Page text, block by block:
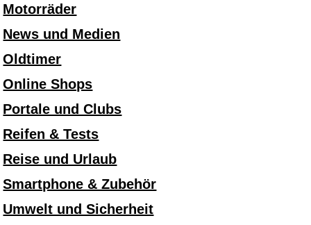
Motorräder
News und Medien
Oldtimer
Online Shops
Portale und Clubs
Reifen & Tests
Reise und Urlaub
Smartphone & Zubehör
Umwelt und Sicherheit